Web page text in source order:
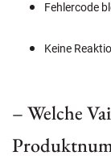
Fehlercode
Keine
– Welche